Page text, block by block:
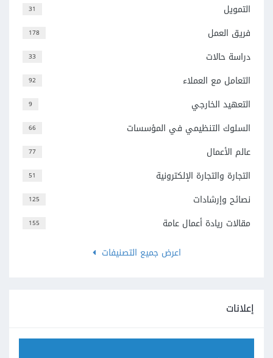
31 التمويل
178 فريق العمل
33 دراسة حالات
92 التعامل مع العملاء
9 التعهيد الخارجي
66 السلوك التنظيمي في المؤسسات
77 عالم الأعمال
51 التجارة والتجارة الإلكترونية
125 نصائح وإرشادات
155
مقالات ريادة أعمال عامة
اعرض جميع التصنيفات
إعلانات